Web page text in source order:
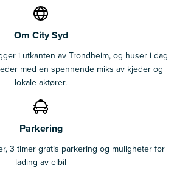
Om City Syd
i utkanten av Trondheim, og huser i dag
med en spennende miks av kjeder og
lokale aktører.
Parkering
3 timer gratis parkering og muligheter for
lading av elbil